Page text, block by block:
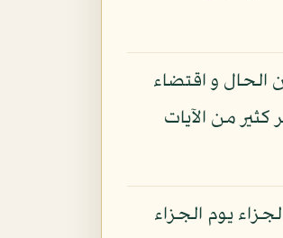
الحال و اقتضاء
كثير من الآيات
يوم الجزاء